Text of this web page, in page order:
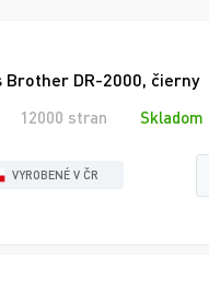
Brother DR-2000, čierny
12000 stran Skladom
VYROBENÉ V ČR